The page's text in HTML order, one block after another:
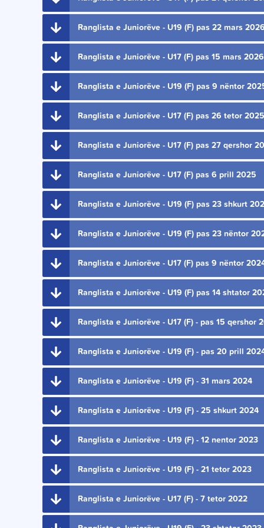
Ranglista e Juniorëve - U19 (F) pas 22 mars 2026
Ranglista e Juniorëve - U17 (F) pas 15 mars 2026
Ranglista e Juniorëve - U19 (F) pas 9 nëntor
Ranglista e Juniorëve - U17 (F) pas 26 tetor 2025
Ranglista e Juniorëve - U17 (F) pas 27 qershor
Ranglista e Juniorëve - U17 (F) pas 6 prill 2025
Ranglista e Juniorëve - U19 (F) pas 23 shkurt
Ranglista e Juniorëve - U19 (F) pas 23 nëntor
Ranglista e Juniorëve - U17 (F) pas 9 nëntor
Ranglista e Juniorëve - U19 (F) pas 14 shtator
Ranglista e Juniorëve - U17 (F) - pas 15 qershor
Ranglista e Juniorëve - U19 (F) - pas 20 prill
Ranglista e Juniorëve - U19 (F) - 31 mars 2024
Ranglista e Juniorëve - U19 (F) - 25 shkurt 2024
Ranglista e Juniorëve - U19 (F) - 12 nentor 2023
Ranglista e Juniorëve - U19 (F) - 21 tetor 2023
Ranglista e Juniorëve - U17 (F) - 7 tetor 2022